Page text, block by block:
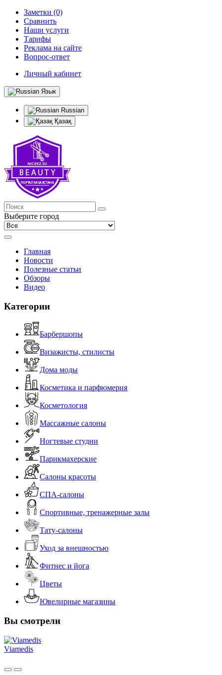
Заметки (0)
Сравнить
Наши услуги
Тарифы
Реклама на сайте
Вопрос-ответ
Личный кабинет
Язык
Russian
Қазақ
Выберите город
Главная
Новости
Полезные статьи
Обзоры
Видео
Категории
Барбершопы
Визажисты, стилисты
Дома моды
Косметика и парфюмерия
Косметология
Массажные салоны
Ногтевые студии
Парикмахерские
Салоны красоты
СПА-салоны
Спортивные, тренажерные залы
Тату-салоны
Уход за внешностью
Фитнес и йога
Цветы
Ювелирные магазины
Вы смотрели
Viamedis